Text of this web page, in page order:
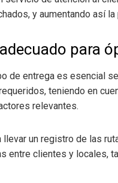
y aumentando así
para
de entrega es esencial
teniendo en
relevantes.
un registro de las
entre clientes y locales,